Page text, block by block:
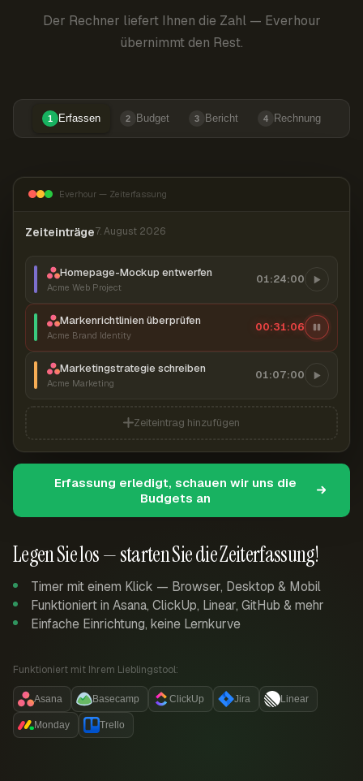
Der Rechner liefert Ihnen die Zahl — Everhour
übernimmt den Rest.
1 Erfassen 2 Budget 3 Bericht 4 Rechnung
Legen Sie los — starten Sie die Zeiterfassung!
Timer mit einem Klick — Browser, Desktop & Mobil
Funktioniert in Asana, ClickUp, Linear, GitHub & mehr
Einfache Einrichtung, keine Lernkurve
Funktioniert mit Ihrem Lieblingstool:
Asana Basecamp ClickUp Jira Linear
Monday Trello
Everhour — Zeiterfassung
Zeiteinträge7. August 2026
Homepage-Mockup entwerfen
Acme Web Project
01:24:00
Markenrichtlinien überprüfen
Acme Brand Identity
00:31:07
Marketingstrategie schreiben
Acme Marketing
01:07:00
Zeiteintrag hinzufügen
Erfassung erledigt, schauen wir uns die
Budgets an